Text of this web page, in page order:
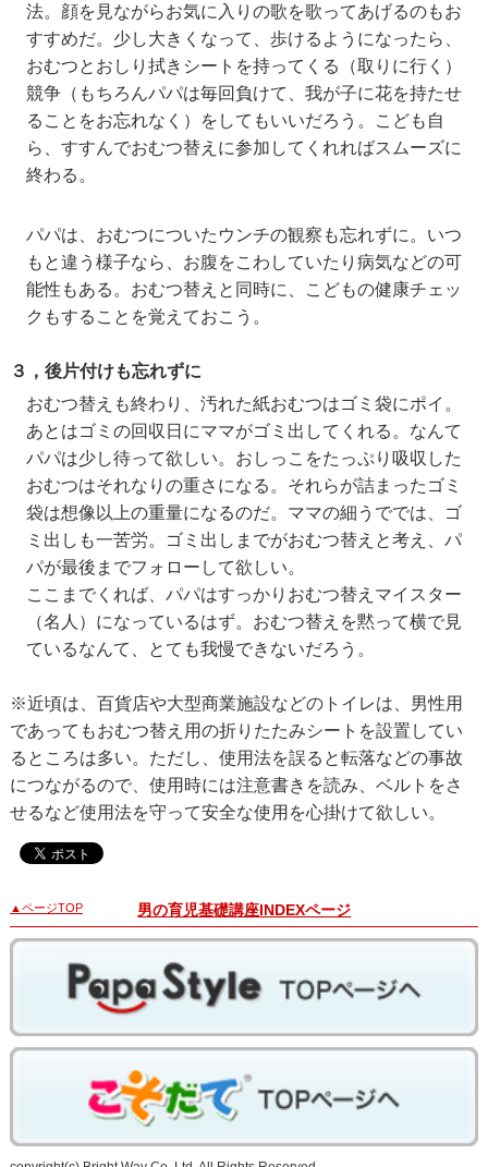
法。顔を見ながらお気に入りの歌を歌ってあげるのもお
すすめだ。少し大きくなって、歩けるようになったら、
おむつとおしり拭きシートを持ってくる（取りに行く）
競争（もちろんパパは毎回負けて、我が子に花を持たせ
ることをお忘れなく）をしてもいいだろう。こども自
ら、すすんでおむつ替えに参加してくれればスムーズに
終わる。
パパは、おむつについたウンチの観察も忘れずに。いつ
もと違う様子なら、お腹をこわしていたり病気などの可
能性もある。おむつ替えと同時に、こどもの健康チェッ
クもすることを覚えておこう。
３，後片付けも忘れずに
おむつ替えも終わり、汚れた紙おむつはゴミ袋にポイ。
あとはゴミの回収日にママがゴミ出してくれる。なんて
パパは少し待って欲しい。おしっこをたっぷり吸収した
おむつはそれなりの重さになる。それらが詰まったゴミ
袋は想像以上の重量になるのだ。ママの細うででは、ゴ
ミ出しも一苦労。ゴミ出しまでがおむつ替えと考え、パ
パが最後までフォローして欲しい。
ここまでくれば、パパはすっかりおむつ替えマイスター
（名人）になっているはず。おむつ替えを黙って横で見
ているなんて、とても我慢できないだろう。
※近頃は、百貨店や大型商業施設などのトイレは、男性用
であってもおむつ替え用の折りたたみシートを設置してい
るところは多い。ただし、使用法を誤ると転落などの事故
につながるので、使用時には注意書きを読み、ベルトをさ
せるなど使用法を守って安全な使用を心掛けて欲しい。
▲ページTOP 男の育児基礎講座INDEXページ